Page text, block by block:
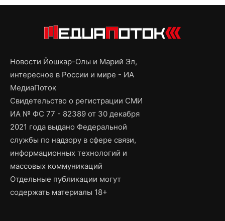
Новости Йошкар-Олы и Марий Эл,
интересное в России и мире - ИА
МедиаПоток
Свидетельство о регистрации СМИ
ИА № ФС 77 - 82389 от 30 декабря
2021 года выдано Федеральной
службы по надзору в сфере связи,
информационных технологий и
массовых коммуникаций
Отдельные публикации могут
содержать материалы 18+